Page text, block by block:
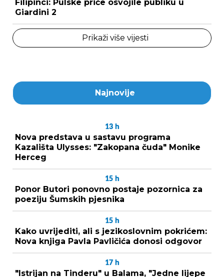
Filipinci: Pulske priče osvojile publiku u
Giardini 2
Prikaži više vijesti
Najnovije
13 h
Nova predstava u sastavu programa
Kazališta Ulysses: "Zakopana čuda" Monike
Herceg
15 h
Ponor Butori ponovno postaje pozornica za
poeziju Šumskih pjesnika
15 h
Kako uvrijediti, ali s jezikoslovnim pokrićem:
Nova knjiga Pavla Pavličića donosi odgovor
17 h
"Istrijan na Tinderu" u Balama, "Jedne lijepe